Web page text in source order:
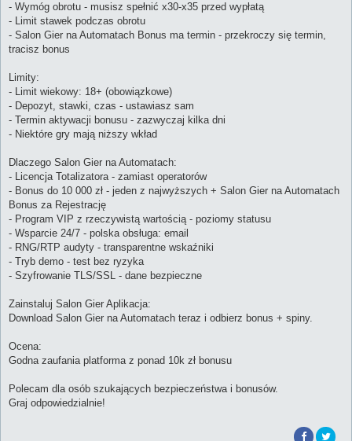
- Wymóg obrotu - musisz spełnić x30-x35 przed wypłatą
- Limit stawek podczas obrotu
- Salon Gier na Automatach Bonus ma termin - przekroczy się termin,
tracisz bonus
Limity:
- Limit wiekowy: 18+ (obowiązkowe)
- Depozyt, stawki, czas - ustawiasz sam
- Termin aktywacji bonusu - zazwyczaj kilka dni
- Niektóre gry mają niższy wkład
Dlaczego Salon Gier na Automatach:
- Licencja Totalizatora - zamiast operatorów
- Bonus do 10 000 zł - jeden z najwyższych + Salon Gier na Automatach
Bonus za Rejestrację
- Program VIP z rzeczywistą wartością - poziomy statusu
- Wsparcie 24/7 - polska obsługa: email
- RNG/RTP audyty - transparentne wskaźniki
- Tryb demo - test bez ryzyka
- Szyfrowanie TLS/SSL - dane bezpieczne
Zainstaluj Salon Gier Aplikacja:
Download Salon Gier na Automatach teraz i odbierz bonus + spiny.
Ocena:
Godna zaufania platforma z ponad 10k zł bonusu
Polecam dla osób szukających bezpieczeństwa i bonusów.
Graj odpowiedzialnie!